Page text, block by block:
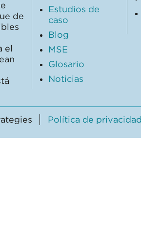
de
el
Estudios de
caso
Blog
MSE
Glosario
Noticias
Política de privacidad